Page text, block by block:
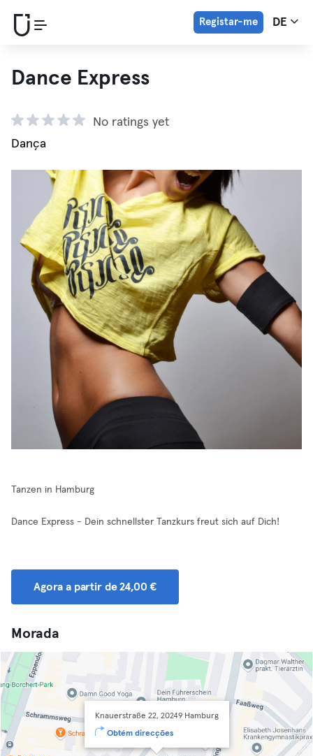
Registar-me DE
Dance Express
No ratings yet
Dança
Tanzen in Hamburg
Dance Express - Dein schnellster Tanzkurs freut sich auf Dich!
Agora a partir de 24,00 €
Morada
Knauerstraße 22, 20249 Hamburg
Obtém direcções